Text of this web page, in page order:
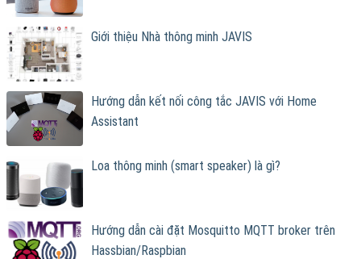
Giới thiệu Nhà thông minh JAVIS
Hướng dẫn kết nối công tắc JAVIS với Home
Assistant
Loa thông minh (smart speaker) là gì?
Hướng dẫn cài đặt Mosquitto MQTT broker trên
Hassbian/Raspbian